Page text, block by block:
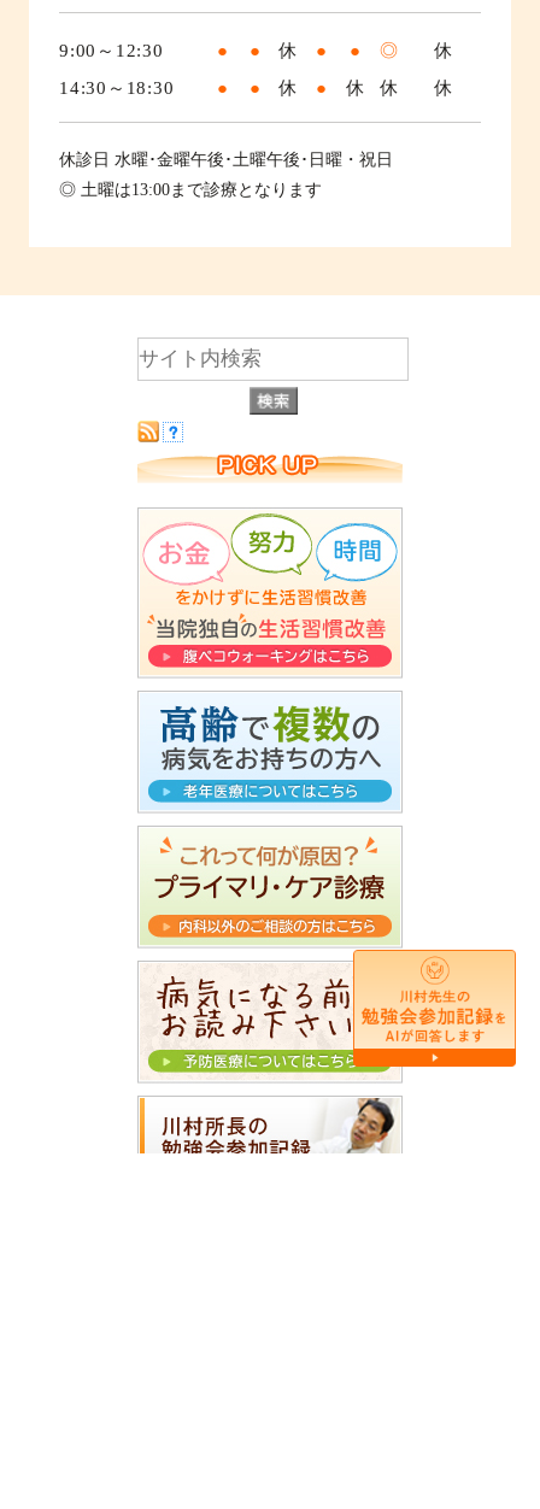
9:00～12:30 ● ● 休 ● ● ◎
休
14:30～18:30
● ● 休 ● 休 休 休
休診日 水曜･金曜午後･土曜午後･日曜・祝日
◎ 土曜は13:00まで診療となります